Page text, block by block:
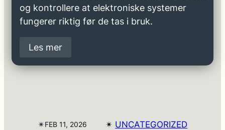
og kontrollere at elektroniske systemer
fungerer riktig før de tas i bruk.
Les mer
✴︎FEB 11, 2026 ✴︎ UNCATEGORIZED